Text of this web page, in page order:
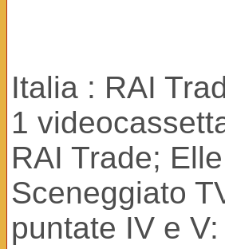
Italia : RAI
1
RAI Trade;
Sceneggiato
puntate IV e